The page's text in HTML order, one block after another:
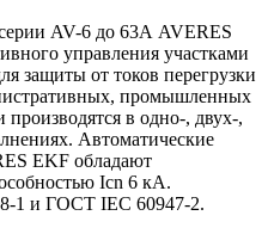
AV-6 до 63А AVERES
управления участками
защиты от токов перегрузки
промышленных
в одно-, двух-,
Автоматические
EKF обладают
Icn 6 кА.
1 и ГОСТ IEC 60947-2.